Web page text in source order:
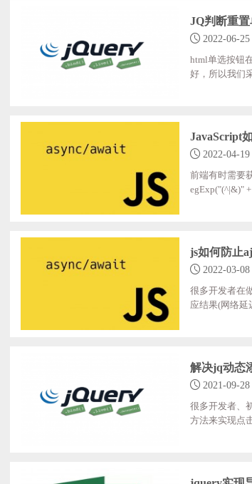
JQ判断重
2022-06-25
html单选按钮
好，所以我们
JavaScript
2022-04-19
前端有时需要获取url中
egExp("(^|&)" + name + "=([^&]*)(&|$)", "i"); ;
js如何防止
2022-03-08
很多开发者在
应结果(网络延
解决jq动态
2021-09-28
很多开发者、